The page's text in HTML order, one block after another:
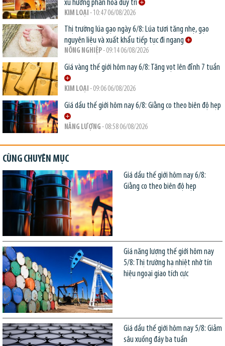
xu hướng phân hóa duy trì
KIM LOẠI - 10:47 06/08/2026
Thị trường lúa gạo ngày 6/8: Lúa tươi tăng nhẹ, gạo
nguyên liệu và xuất khẩu tiếp tục đi ngang
NÔNG NGHIỆP- 09:14 06/08/2026
Giá vàng thế giới hôm nay 6/8: Tăng vọt lên đỉnh 7 tuần
KIM LOẠI - 09:06 06/08/2026
Giá dầu thế giới hôm nay 6/8: Giằng co theo biên độ hẹp
NĂNG LƯỢNG - 08:58 06/08/2026
CÙNG CHUYÊN MỤC
Giá dầu thế giới hôm nay 6/8:
Giằng co theo biên độ hẹp
Giá năng lượng thế giới hôm nay
5/8: Thị trường hạ nhiệt nhờ tín
hiệu ngoại giao tích cực
Giá dầu thế giới hôm nay 5/8: Giảm
sâu xuống đáy ba tuần